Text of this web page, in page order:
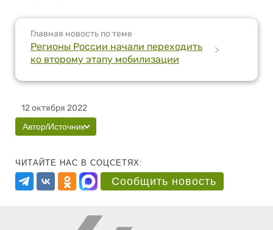
Главная новость по теме
Регионы России начали переходить
ко второму этапу мобилизации
>
12 октября 2022
Автор/Источник
ЧИТАЙТЕ НАС В СОЦСЕТЯХ:
Сообщить новость